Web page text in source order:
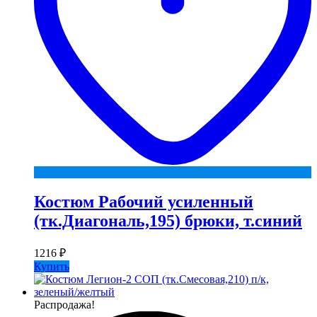
Костюм Рабочий усиленный
(тк.Диагональ,195) брюки, т.синий
1216 ₽
Купить
Распродажа!